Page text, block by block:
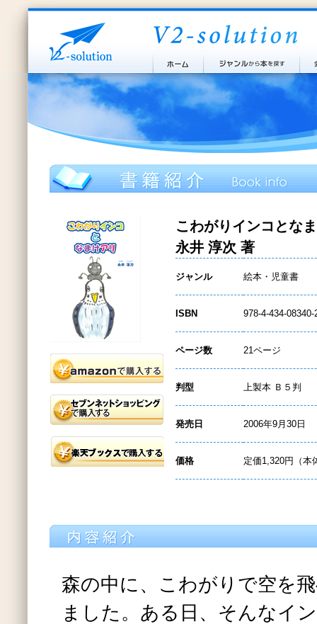
こわがりインコとな
永井 淳次 著
ジャンル 絵本・児童書
ISBN 978-4-434-08340-
ページ数 21ページ
判型 上製本 Ｂ５判
発売日 2006年9月30日
価格 定価1,320円（本
森の中に、こわがりで空を
ました。ある日、そんなイ